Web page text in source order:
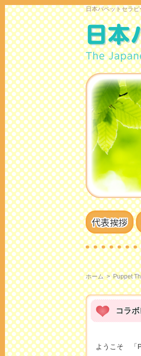
日本パペットセラ
代表挨拶
ホーム > Puppet
コラ
ようこそ 「